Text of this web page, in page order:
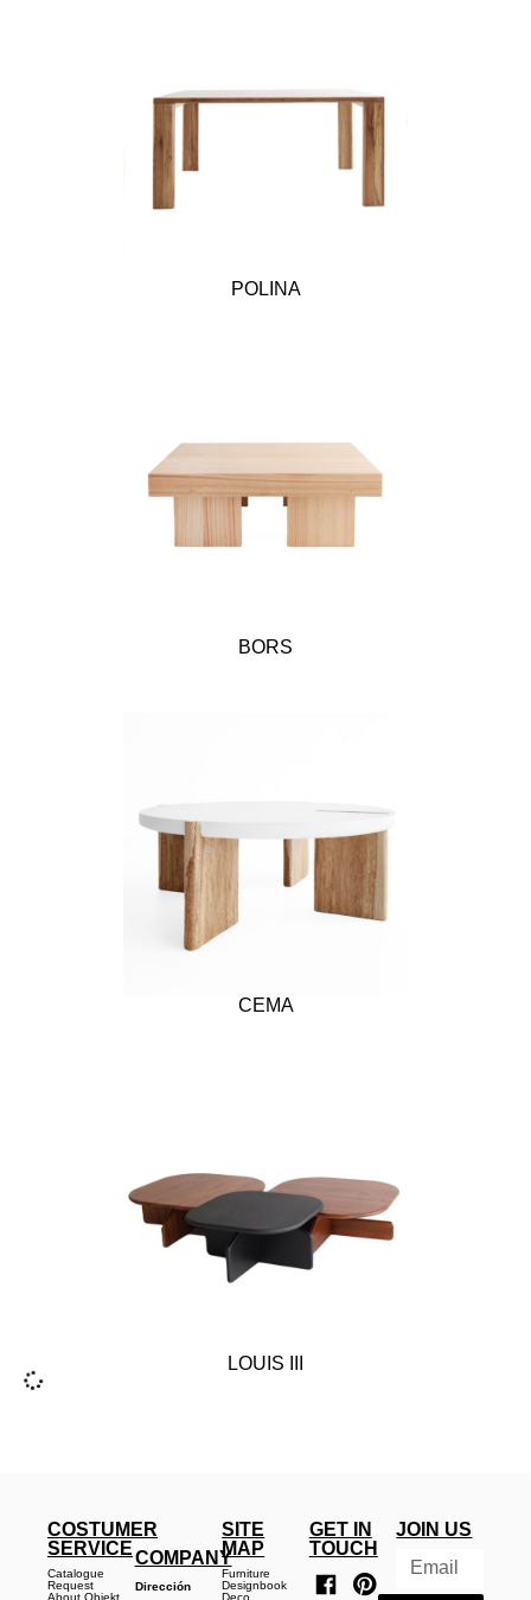
POLINA
BORS
CEMA
LOUIS III
COSTUMER
SERVICE
Catalogue
Request
About Objekt
COMPANY
Dirección
SITE
MAP
Furniture
Designbook
Deco
GET IN
TOUCH
JOIN US